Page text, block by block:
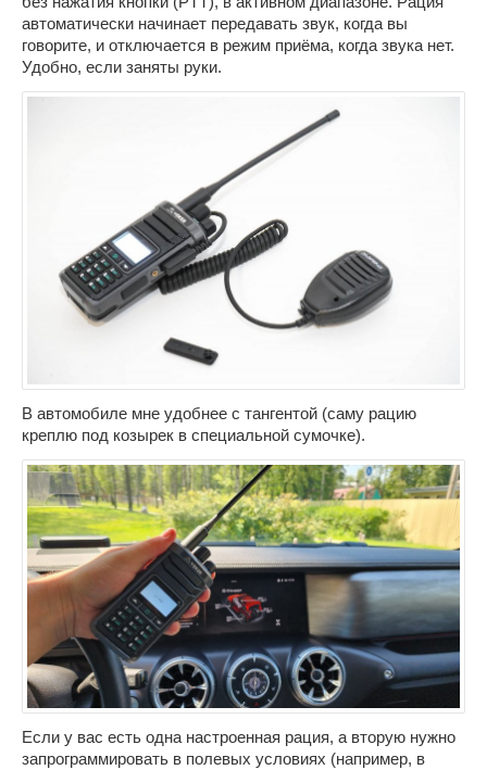
автоматически начинает передавать звук, когда вы
говорите, и отключается в режим приёма, когда звука нет.
Удобно, если заняты руки.
В автомобиле мне удобнее с тангентой (саму рацию
креплю под козырек в специальной сумочке).
Если у вас есть одна настроенная рация, а вторую нужно
запрограммировать в полевых условиях (например, в